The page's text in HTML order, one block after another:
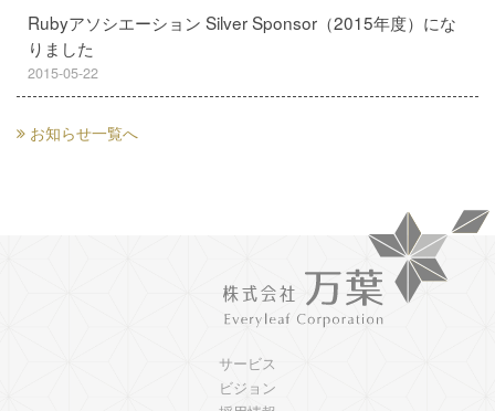
Rubyアソシエーション Silver Sponsor（2015年度）にな
りました
2015-05-22
お知らせ一覧へ
サービス
ビジョン